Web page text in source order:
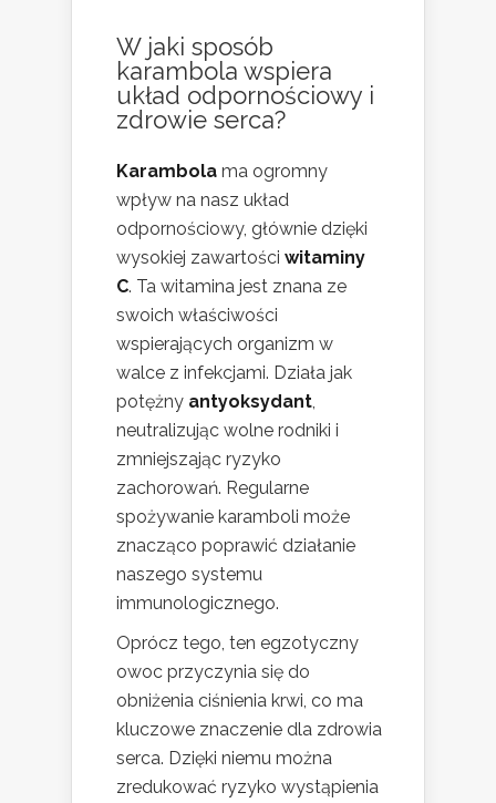
W jaki sposób
karambola wspiera
układ odpornościowy i
zdrowie serca?
Karambola ma ogromny
wpływ na nasz układ
odpornościowy, głównie dzięki
wysokiej zawartości witaminy
C. Ta witamina jest znana ze
swoich właściwości
wspierających organizm w
walce z infekcjami. Działa jak
potężny antyoksydant
neutralizując wolne rodniki i
zmniejszając ryzyko
zachorowań. Regularne
spożywanie karamboli może
znacząco poprawić działanie
naszego systemu
immunologicznego.
Oprócz tego, ten egzotyczny
owoc przyczynia się do
obniżenia ciśnienia krwi, co ma
kluczowe znaczenie dla zdrowia
serca. Dzięki niemu można
zredukować ryzyko wystąpienia